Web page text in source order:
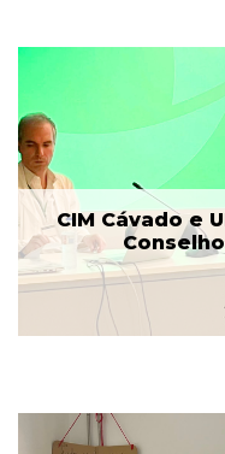
CIM Cávado e